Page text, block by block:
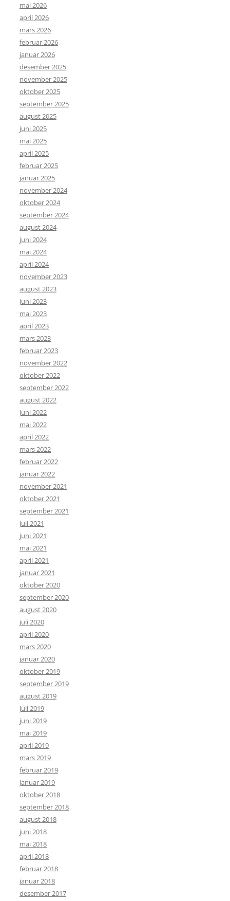
mai 2026
april 2026
mars 2026
februar 2026
januar 2026
desember 2025
november 2025
oktober 2025
september 2025
august 2025
juni 2025
mai 2025
april 2025
februar 2025
januar 2025
november 2024
oktober 2024
september 2024
august 2024
juni 2024
mai 2024
april 2024
november 2023
august 2023
juni 2023
mai 2023
april 2023
mars 2023
februar 2023
november 2022
oktober 2022
september 2022
august 2022
juni 2022
mai 2022
april 2022
mars 2022
februar 2022
januar 2022
november 2021
oktober 2021
september 2021
juli 2021
juni 2021
mai 2021
april 2021
januar 2021
oktober 2020
september 2020
august 2020
juli 2020
april 2020
mars 2020
januar 2020
oktober 2019
september 2019
august 2019
juli 2019
juni 2019
mai 2019
april 2019
mars 2019
februar 2019
januar 2019
oktober 2018
september 2018
august 2018
juni 2018
mai 2018
april 2018
februar 2018
januar 2018
desember 2017